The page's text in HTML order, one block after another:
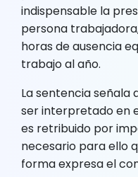
indispensable la
persona
horas de ausencia
trabajo al año.
La sentencia
ser interpretado en
es retribuido por
necesario para ello
forma expresa el